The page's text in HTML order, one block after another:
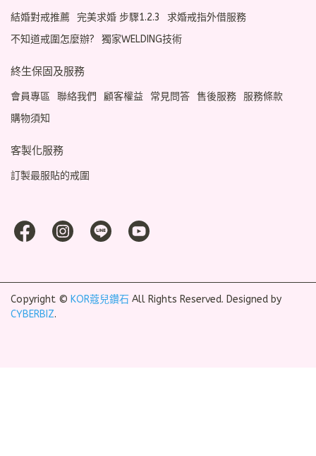
結婚對戒推薦 完美求婚 步驟1.2.3
求婚戒指外借服務
不知道戒圍怎麼辦?
獨家WELDING技術
終生保固及服務
會員專區 聯絡我們 顧客權益 常見問答 售後服務
服務條款
購物須知
客製化服務
訂製最服貼的戒圍
Copyright © KOR蔻兒鑽石 All Rights Reserved. Designed by
CYBERBIZ.